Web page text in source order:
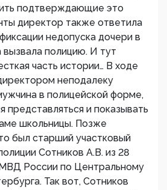
подтверждающие это
директор также ответила
недопуска дочери в
полицию. И тут
часть истории… В ходе
неподалеку
в полицейской форме,
представляться и показывать
школьницы. Позже
был старший участковый
Сотников А.В. из 28
России по Центральному
Так вот, Сотников